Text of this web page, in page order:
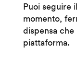
Puoi seguire
momento,
dispensa che
piattaforma.